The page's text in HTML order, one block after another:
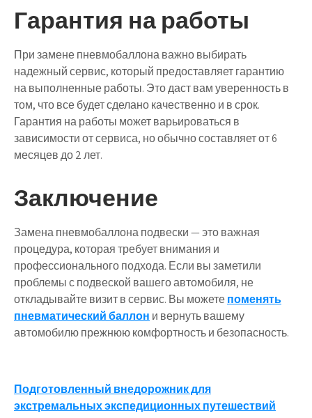
Гарантия на работы
При замене пневмобаллона важно выбирать
надежный сервис, который предоставляет гарантию
на выполненные работы. Это даст вам уверенность в
том, что все будет сделано качественно и в срок.
Гарантия на работы может варьироваться в
зависимости от сервиса, но обычно составляет от 6
месяцев до 2 лет.
Заключение
Замена пневмобаллона подвески — это важная
процедура, которая требует внимания и
профессионального подхода. Если вы заметили
проблемы с подвеской вашего автомобиля, не
откладывайте визит в сервис. Вы можетепоменять
пневматический баллон и вернуть вашему
автомобилю прежнюю комфортность и безопасность.
Навигация
Подготовленный внедорожник для
экстремальных экспедиционных путешествий